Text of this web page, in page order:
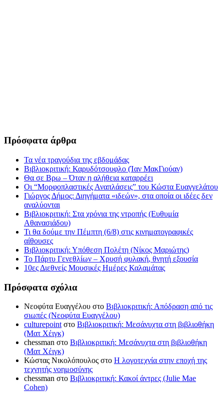
Πρόσφατα άρθρα
Τα νέα τραγούδια της εβδομάδας
Βιβλιοκριτική: Καρυδότσουφλο (Ίαν ΜακΓιούαν)
Θα σε Βρω – Όταν η αλήθεια καταρρέει
Οι “Μορφοπλαστικές Αναπλάσεις” του Κώστα Ευαγγελάτου
Γιώργος Δήμος: Διηγήματα «ιδεών», στα οποία οι ιδέες δεν
αναλύονται
Βιβλιοκριτική: Στα χρόνια της ντροπής (Ευθυμία
Αθανασιάδου)
Τι θα δούμε την Πέμπτη (6/8) στις κινηματογραφικές
αίθουσες
Βιβλιοκριτική: Υπόθεση Πολέτη (Νίκος Μαριώτης)
Το Πάρτυ Γενεθλίων – Χρυσή φυλακή, θνητή εξουσία
10ες Διεθνείς Μουσικές Ημέρες Καλαμάτας
Πρόσφατα σχόλια
Νεοφύτα Ευαγγέλου στο Βιβλιοκριτική: Απόδραση από τις
σιωπές (Νεοφύτα Ευαγγέλου)
culturepointστο Βιβλιοκριτική: Μεσάνυχτα στη βιβλιοθήκη
(Ματ Χέιγκ)
chessman στο Βιβλιοκριτική: Μεσάνυχτα στη βιβλιοθήκη
(Ματ Χέιγκ)
Κώστας Νικολόπουλος στο Η λογοτεχνία στην εποχή της
τεχνητής νοημοσύνης
chessman στο Βιβλιοκριτική: Κακοί άντρες (Julie Mae
Cohen)